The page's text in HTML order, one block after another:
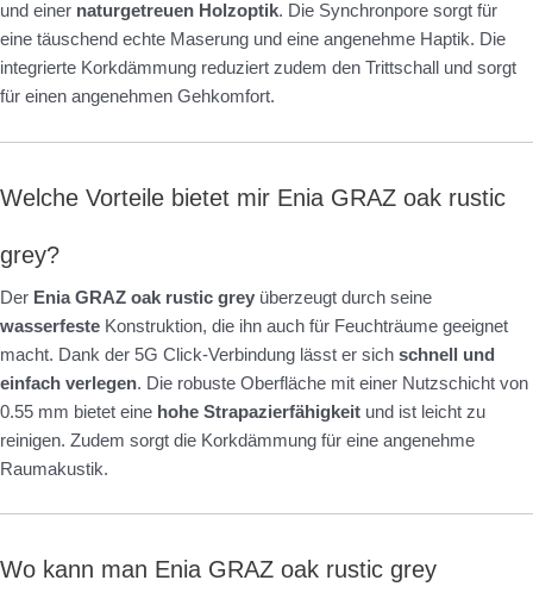
und einer naturgetreuen Holzoptik. Die Synchronpore sorgt für
eine täuschend echte Maserung und eine angenehme Haptik. Die
integrierte Korkdämmung reduziert zudem den Trittschall und sorgt
für einen angenehmen Gehkomfort.
Welche Vorteile bietet mir Enia GRAZ oak rustic
grey?
Der Enia GRAZ oak rustic grey überzeugt durch seine
wasserfeste Konstruktion, die ihn auch für Feuchträume geeignet
macht. Dank der 5G Click-Verbindung lässt er sich schnell und
einfach verlegen. Die robuste Oberfläche mit einer Nutzschicht von
0.55 mm bietet eine hohe Strapazierfähigkeit und ist leicht zu
reinigen. Zudem sorgt die Korkdämmung für eine angenehme
Raumakustik.
Wo kann man Enia GRAZ oak rustic grey